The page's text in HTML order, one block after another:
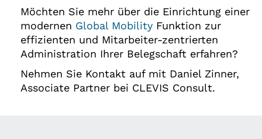
Möchten Sie mehr über die Einrichtung einer
modernen Global Mobility Funktion zur
effizienten und Mitarbeiter-zentrierten
Administration Ihrer Belegschaft erfahren?
Nehmen Sie Kontakt auf mit Daniel Zinner,
Associate Partner bei CLEVIS Consult.